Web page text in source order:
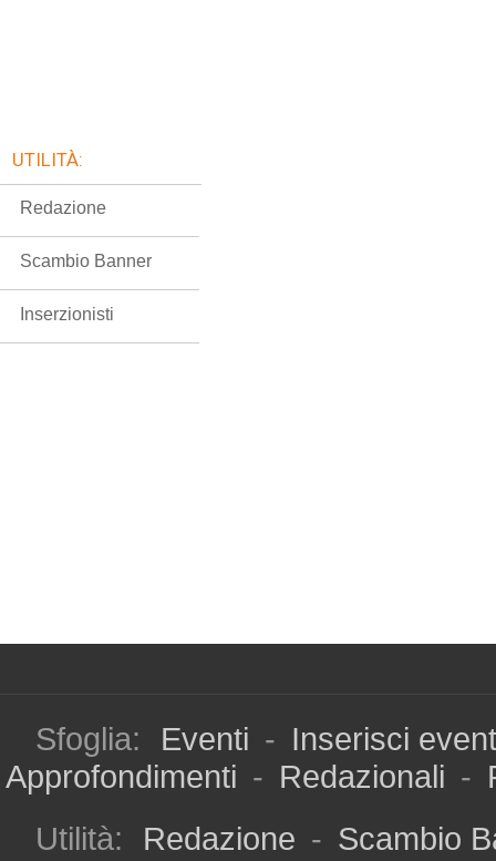
UTILITÀ:
Redazione
Scambio Banner
Inserzionisti
Sfoglia: Eventi - Inserisci
Approfondimenti - Redazionali -
Utilità:
Redazione - Scambio